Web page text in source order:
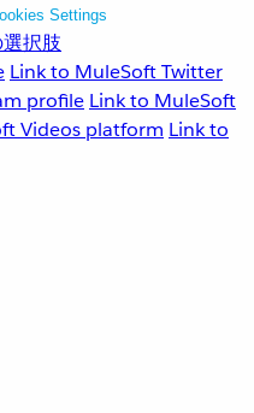
Settings
択肢
Link to MuleSoft Twitter
profile Link to MuleSoft
Videos platform Link to